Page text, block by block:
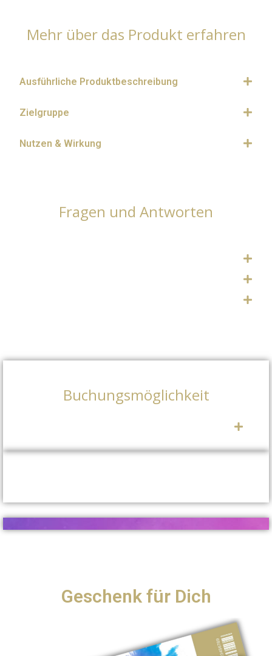
Mehr über das Produkt erfahren
Ausführliche Produktbeschreibung
Zielgruppe
Nutzen & Wirkung
Fragen und Antworten
Buchungsmöglichkeit
Geschenk für Dich